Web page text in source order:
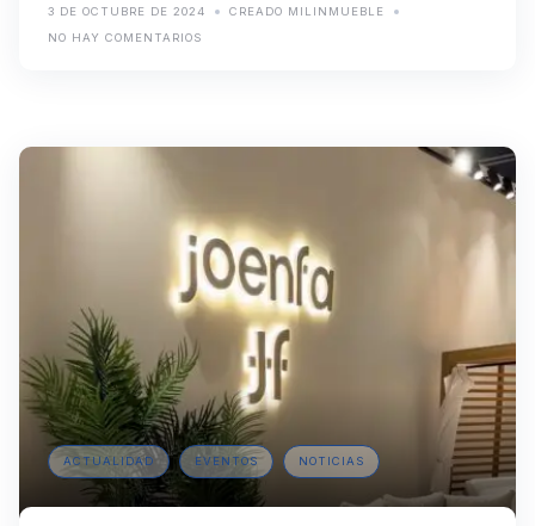
3 DE OCTUBRE DE 2024
CREADO MILINMUEBLE
NO HAY COMENTARIOS
ACTUALIDAD EVENTOS NOTICIAS